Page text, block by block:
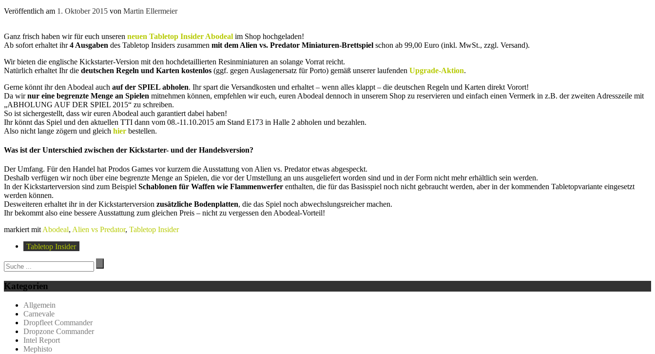
Veröffentlich am 1. Oktober 2015 von Martin Ellermeier
Ganz frisch haben wir für euch unseren neuen Tabletop Insider Abodeal im Shop hochgeladen!
Ab sofort erhaltet ihr4 Ausgaben des Tabletop Insiders zusammen mit dem Alien vs. Predator Miniaturen-Brettspiel schon ab 99,00 Euro (inkl. MwSt., zzgl. Versand).
Wir bieten die englische Kickstarter-Version mit den hochdetaillierten Resinminiaturen an solange Vorrat reicht.
Natürlich erhaltet Ihr die deutschen Regeln und Karten kostenlos (ggf. gegen Auslagenersatz für Porto) gemäß unserer laufenden Upgrade-Aktion.
Gerne könnt ihr den Abodeal auch auf der SPIEL abholen. Ihr spart die Versandkosten und erhaltet – wenn alles klappt – die deutschen Regeln und Karten direkt Vorort!
Da wirnur eine begrenzte Menge an Spielen mitnehmen können, empfehlen wir euch, euren Abodeal dennoch in unserem Shop zu reservieren und einfach einen Vermerk in z.B. der zweiten Adresszeile mit
„ABHOLUNG AUF DER SPIEL 2015“ zu schreiben.
So ist sichergestellt, dass wir euren Abodeal auch garantiert dabei haben!
Ihr könnt das Spiel und den aktuellen TTI dann vom 08.-11.10.2015 am Stand E173 in Halle 2 abholen und bezahlen.
Also nicht lange zögern und gleich hier bestellen.
Was ist der Unterschied zwischen der Kickstarter- und der Handelsversion?
Der Umfang. Für den Handel hat Prodos Games vor kurzem die Ausstattung von Alien vs. Predator etwas abgespeckt.
Deshalb verfügen wir noch über eine begrenzte Menge an Spielen, die vor der Umstellung an uns ausgeliefert worden sind und in der Form nicht mehr erhältlich sein werden.
In der Kickstarterversion sind zum Beispiel Schablonen für Waffen wie Flammenwerfer enthalten, die für das Basisspiel noch nicht gebraucht werden, aber in der kommenden Tabletopvariante eingesetzt
werden können.
Desweiteren erhaltet ihr in der Kickstarterversion zusätzliche Bodenplatten, die das Spiel noch abwechslungsreicher machen.
Ihr bekommt also eine bessere Ausstattung zum gleichen Preis – nicht zu vergessen den Abodeal-Vorteil!
markiert mit Abodeal, Alien vs Predator, Tabletop Insider
Tabletop Insider
Kategorien
Allgemein
Carnevale
Dropfleet Commander
Dropzone Commander
Intel Report
Mephisto